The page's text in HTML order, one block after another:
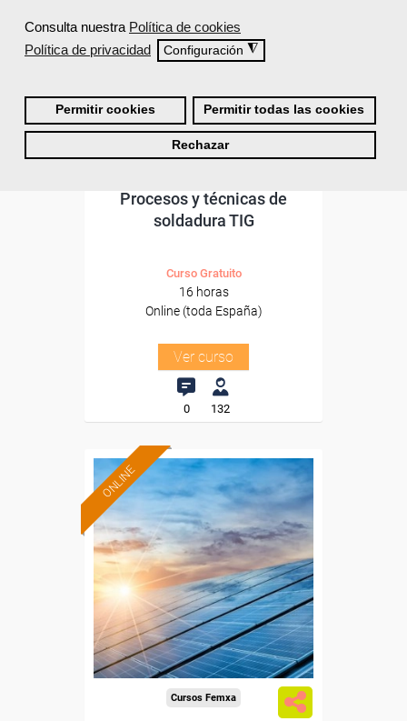
Consulta nuestra Política de cookies
Política de privacidad
Configuración ◮
Permitir cookies Permitir todas las cookies
Rechazar
Para desempleados,
trabajadores y autónomos.
-Metal.
Cursos Femxa
Procesos y técnicas de
soldadura TIG
Curso Gratuito
16 horas
Online (toda España)
Ver curso
0 132
ONLINE
Formación 100%
subvencionada.
Para desempleados,
trabajadores y autónomos.
Sector
-Metal.
Cursos Femxa